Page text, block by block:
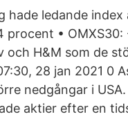
hade ledande
procent •
och H&M som de
28 jan 2021 0
nedgångar i
aktier efter en